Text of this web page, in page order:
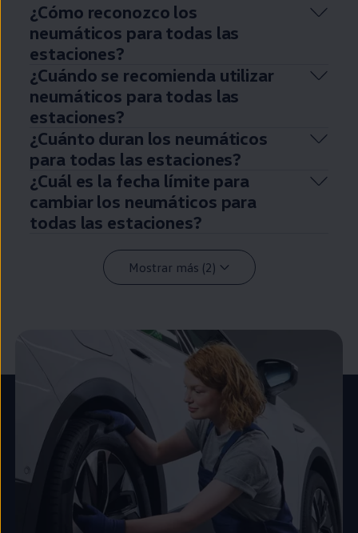
¿Cómo reconozco los
neumáticos para todas las
estaciones?
¿Cuándo se recomienda utilizar
neumáticos para todas las
estaciones?
¿Cuánto duran los neumáticos
para todas las estaciones?
¿Cuál es la fecha límite para
cambiar los neumáticos para
todas las estaciones?
Mostrar más (2)